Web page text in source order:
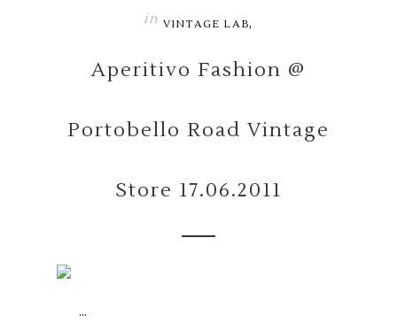
in VINTAGE LAB,
Aperitivo Fashion @
Portobello Road Vintage
Store 17.06.2011
...